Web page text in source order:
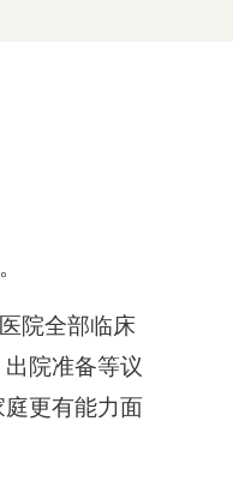
院全部临床
院准备等议
更有能力面